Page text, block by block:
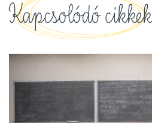
Kapcsolódó cikkek